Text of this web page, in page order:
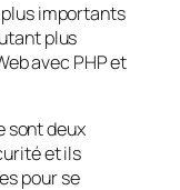
importants
plus
avec PHP et
sont deux
et ils
pour se